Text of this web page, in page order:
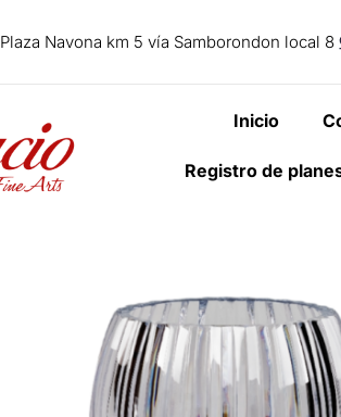
Plaza Navona km 5 vía Samborondon local 8
Inicio
Registro de